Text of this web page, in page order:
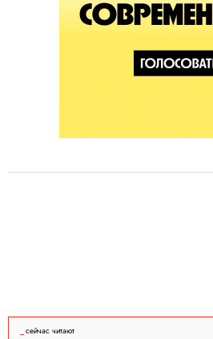
сейчас читают